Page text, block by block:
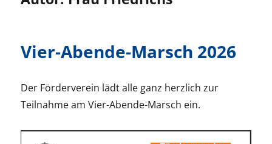
Vier-Abende-Marsch 2026
Der Förderverein lädt alle ganz herzlich zur
Teilnahme am Vier-Abende-Marsch ein.